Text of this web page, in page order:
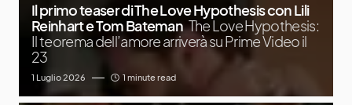
Il primo teaser di The Love Hypothesis con Lili
Reinhart e Tom Bateman The Love Hypothesis:
Il teorema dell’amore arriverà su Prime Video il
23
1 Luglio 2026 1 minute read